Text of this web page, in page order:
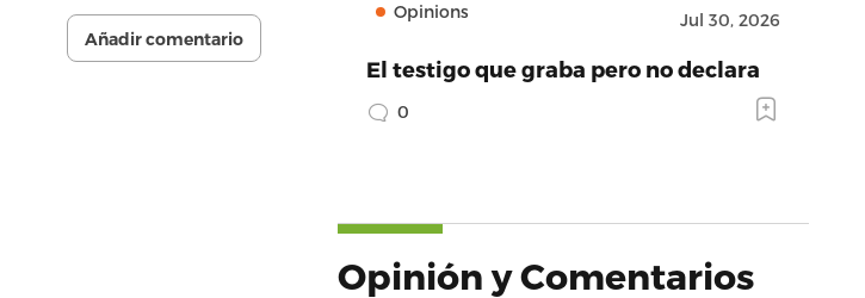
Añadir comentario
Opinions Jul 30, 2026
El testigo que graba pero no declara
0
Opinión y Comentarios